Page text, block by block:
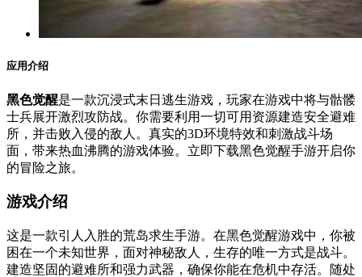
应用介绍
黑色觉醒是一款沉浸式末日逃生游戏，玩家在游戏中将与骷髅
士兵展开激烈攻防战。你需要利用一切可用资源建造安全避难
所，并击败入侵的敌人。真实的3D环境特效和刺激战斗场
面，带来热血沸腾的游戏体验。立即下载黑色觉醒手游开启你
的冒险之旅。
游戏介绍
这是一款引人入胜的荒岛求生手游。在黑色觉醒游戏中，你被
困在一个未知世界，面对神秘敌人，生存的唯一方式是战斗。
建造坚固的避难所和强力武器，确保你能在危机中存活。随处